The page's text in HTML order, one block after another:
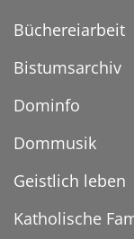
Büchereiarbeit
Bistumsarchiv
Dominfo
Dommusik
Geistlich leben
Katholische